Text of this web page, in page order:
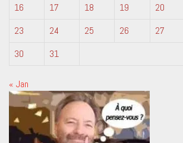
16
17 18 19 20
23
24 25 26 27
30
31
« Jan